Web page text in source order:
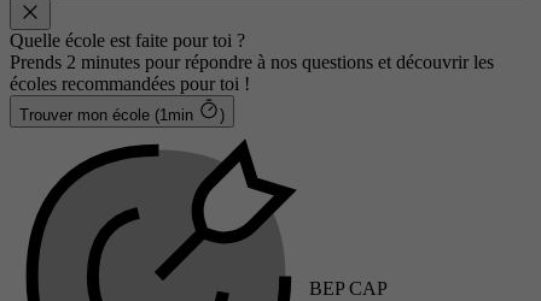
Quelle école est faite pour toi ?
Prends 2 minutes pour répondre à nos questions et découvrir les
écoles recommandées pour toi !
Trouver mon école (1min )
BEP CAP